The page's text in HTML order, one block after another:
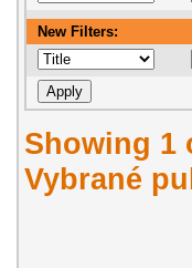
New Filters:
Showing 1
Vybrané